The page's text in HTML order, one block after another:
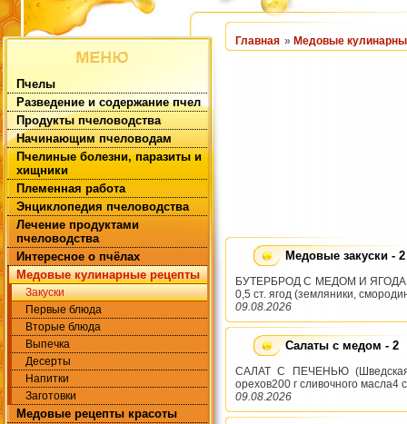
Пчелы
Разведение и содержание пчел
Продукты пчеловодства
Начинающим пчеловодам
Пчелиные болезни, паразиты и
хищники
Племенная работа
Энциклопедия пчеловодства
Лечение продуктами
пчеловодства
Интересное о пчёлах
Медовые кулинарные рецепты
Закуски
Первые блюда
Вторые блюда
Выпечка
Десерты
Напитки
Заготовки
Медовые рецепты красоты
Главная » Медовые
Медовые закуски - 2
БУТЕРБРОД С МЕДОМ И ЯГОДАМИ
0,5 ст. ягод (земляники,
09.08.2026
Салаты с медом - 2
САЛАТ С ПЕЧЕНЬЮ (Шведская
орехов200 г сливочного масла4
09.08.2026